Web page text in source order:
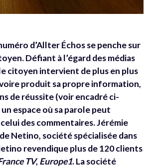
d’Allter Échos se penche sur
Défiant à l’égard des médias
citoyen intervient de plus en plus
voire produit sa propre information,
de réussite (voir encadré ci-
un espace où sa parole peut
celui des commentaires.Jérémie
Netino, société spécialisée dans
revendique plus de 120 clients
TV,Europe1. La société